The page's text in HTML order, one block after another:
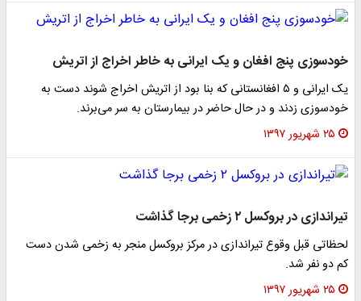
خودسوزی پنج افغان و یک ایرانی به خاطر اخراج از اتریش
یک ایرانی و ۵ افغانستانی که بنا بود از اتریش اخراج شوند دست به
خودسوزی زدند و در حال حاضر در بیمارستان به سر می‌برند.
۲۵ شهریور ۱۳۹۷
تیراندازی در بروکسل ۲ زخمی برجا گذاشت
لحظاتی قبل وقوع تیراندازی در مرکز بروکسل منجر به زخمی شدن دست
کم دو نفر شد.
۲۵ شهریور ۱۳۹۷